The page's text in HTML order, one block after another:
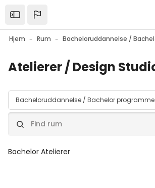
Open the sidebar
Hjem Rum
Atelierer / Design
Rumkategorier
Find rum
Bachelor Atelierer